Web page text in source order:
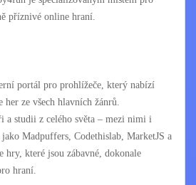
příznivé online hraní.
portál pro prohlížeče, který nabízí
ze všech hlavních žánrů.
a studii z celého světa – mezi nimi i
Madpuffers, Codethislab, MarketJS a
hry, které jsou zábavné, dokonale
hraní.